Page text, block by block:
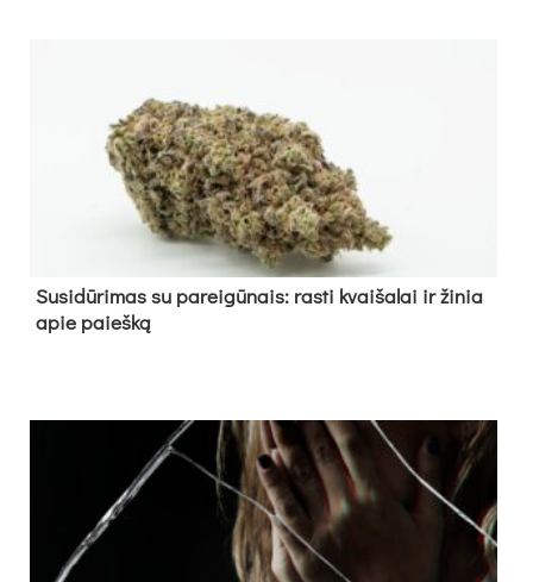
Su­si­dū­ri­mas su pa­rei­gū­nais: ras­ti kvai­ša­lai ir ži­nia
apie paieš­ką